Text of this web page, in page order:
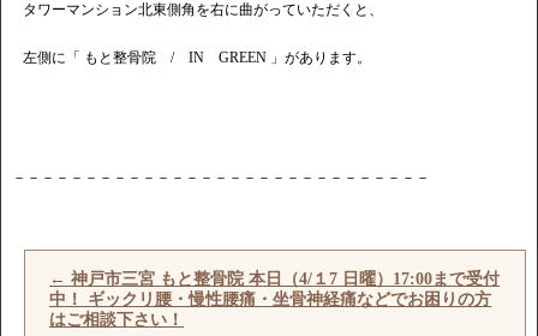
タワーマンション北東側角を右に曲がっていただくと、
左側に「 もと整骨院 / IN GREEN 」があります。
－－－－－－－－－－－－－－－－－－－－－－－－－－－－－
← 神戸市三宮 もと整骨院 本日（4/１7 日曜）17:00まで受付
中！ ギックリ腰・慢性腰痛・坐骨神経痛などでお困りの方
はご相談下さい！